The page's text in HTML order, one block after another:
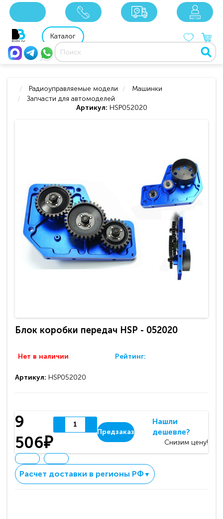
8 800 201 92 06
Каталог
Радиоуправляемые модели
Машинки
Запчасти для автомоделей
Артикул: HSP052020
Блок коробки передач HSP - 052020
Нет в наличии Рейтинг:
Артикул: HSP052020
9
506₽
Предзаказ
Нашли
дешевле?
Снизим цену!
Расчет доставки в регионы РФ ▼
xxx